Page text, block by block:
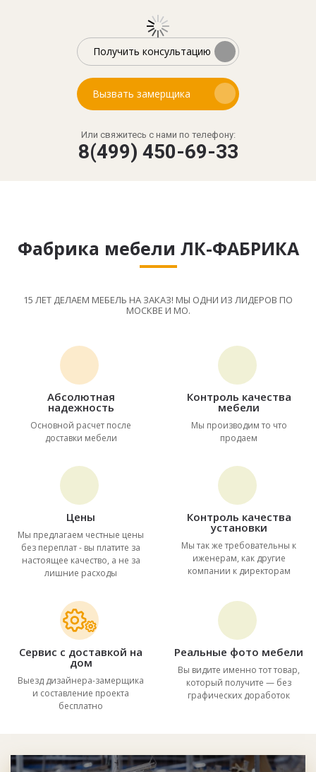
Получить консультацию
Вызвать замерщика
Или свяжитесь с нами по телефону:
8(499) 450-69-33
Фабрика мебели ЛК-ФАБРИКА
15 ЛЕТ ДЕЛАЕМ МЕБЕЛЬ НА ЗАКАЗ! МЫ ОДНИ ИЗ ЛИДЕРОВ ПО
МОСКВЕ И МО.
Абсолютная
надежность
Основной расчет после
доставки мебели
Контроль качества
мебели
Мы производим то что
продаем
Цены
Мы предлагаем честные цены
без переплат - вы платите за
настоящее качество, а не за
лишние расходы
Контроль качества
установки
Мы так же требовательны к
иженерам, как другие
компании к директорам
Сервис с доставкой на
дом
Выезд дизайнера-замерщика
и составление проекта
бесплатно
Реальные фото мебели
Вы видите именно тот товар,
который получите — без
графических доработок